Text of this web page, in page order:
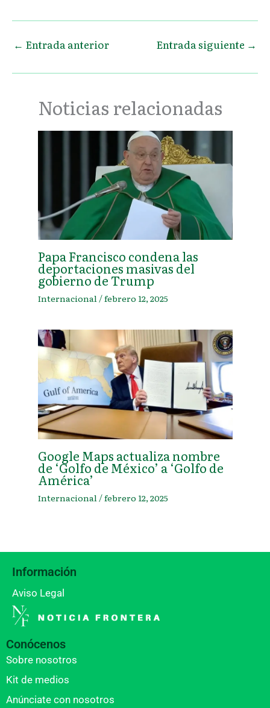
← Entrada anterior Entrada siguiente →
Noticias relacionadas
Papa Francisco condena las
deportaciones masivas del
gobierno de Trump
Internacional/febrero 12, 2025
Google Maps actualiza nombre
de ‘Golfo de México’ a ‘Golfo de
América’
Internacional/febrero 12, 2025
Información
Aviso Legal
Conócenos
Sobre nosotros
Kit de medios
Anúnciate con nosotros